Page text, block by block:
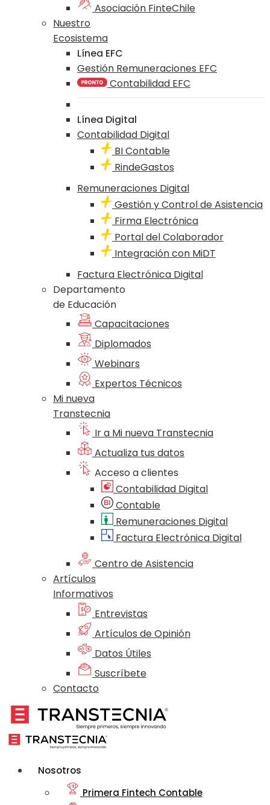
Asociación FinteChile
Nuestro
Ecosistema
Línea EFC
Gestión Remuneraciones EFC
Contabilidad EFC
Línea Digital
Contabilidad Digital
BI Contable
RindeGastos
Remuneraciones Digital
Gestión y Control de Asistencia
Firma Electrónica
Portal del Colaborador
Integración con MiDT
Factura Electrónica Digital
Departamento
de Educación
Capacitaciones
Diplomados
Webinars
Expertos Técnicos
Mi nueva
Transtecnia
Ir a Mi nueva Transtecnia
Actualiza tus datos
Acceso a clientes
Contabilidad Digital
Contable
Remuneraciones Digital
Factura Electrónica Digital
Centro de Asistencia
Artículos
Informativos
Entrevistas
Artículos de Opinión
Datos Útiles
Suscríbete
Contacto
Nosotros
Primera Fintech Contable